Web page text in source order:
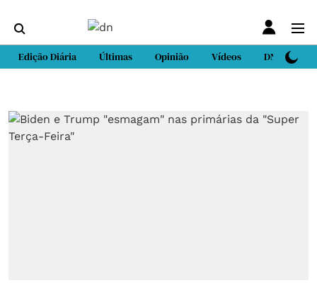
Edição Diária Últimas Opinião Vídeos DN Sport